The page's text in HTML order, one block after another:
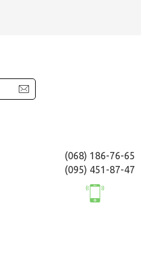
(068) 186-76-65
(095) 451-87-47